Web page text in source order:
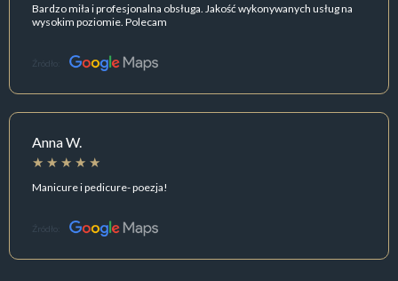
Bardzo miła i profesjonalna obsługa. Jakość wykonywanych usług na
wysokim poziomie. Polecam
Źródło:
Anna W.
Manicure i pedicure- poezja!
Źródło: